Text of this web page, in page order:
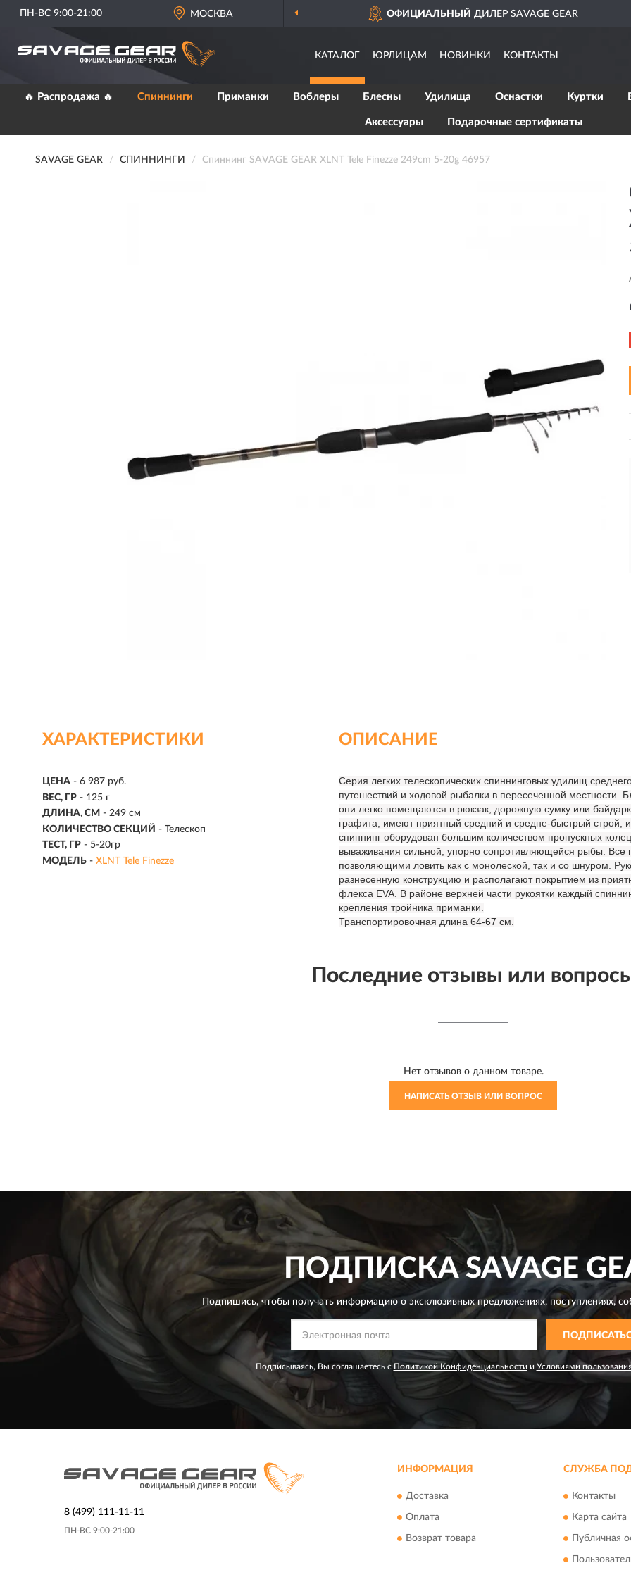
ПН-ВС 9:00-21:00 МОСКВА ОФИЦИАЛЬНЫЙ ДИЛЕР SAVAGE GEAR
КАТАЛОГ ЮРЛИЦАМ НОВИНКИ КОНТАКТЫ
🔥 Распродажа 🔥 Спиннинги Приманки Воблеры Блесны Удилища Оснастки Куртки
Аксессуары Подарочные сертификаты
SAVAGE GEAR СПИННИНГИ Спиннинг SAVAGE GEAR XLNT Tele Finezze 249cm 5-20g 46957
ХАРАКТЕРИСТИКИ
ЦЕНА - 6 987 руб.
ВЕС, ГР - 125 г
ДЛИНА, СМ - 249 см
КОЛИЧЕСТВО СЕКЦИЙ - Телескоп
ТЕСТ, ГР - 5-20гр
МОДЕЛЬ - XLNT Tele Finezze
ОПИСАНИЕ
Серия легких телескопических спиннинговых удилищ
путешествий и ходовой рыбалки в пересеченной местности.
они легко помещаются в рюкзак, дорожную сумку или
графита, имеют приятный средний и средне-быстрый строй,
спиннинг оборудован большим количеством пропускных
вываживания сильной, упорно сопротивляющейся рыбы. Все
позволяющими ловить как с монолеской, так и со шнуром.
разнесенную конструкцию и располагают покрытием из
флекса EVA. В районе верхней части рукоятки каждый
крепления тройника приманки.
Транспортировочная длина 64-67 см.
Последние отзывы или
Нет отзывов о данном товаре.
НАПИСАТЬ ОТЗЫВ ИЛИ ВОПРОС
ПОДПИСКАSAVAGE
Подпишись, чтобы получать информацию о эксклюзивных предложениях,поступлениях,
Подписываясь, Вы соглашаетесь с Политикой Конфиденциальности и Условиями
8 (499) 111-11-11
ПН-ВС 9:00-21:00
ИНФОРМАЦИЯ
Доставка
Оплата
Возврат товара
СЛУЖБА
Контакты
Карта сайта
Публичная